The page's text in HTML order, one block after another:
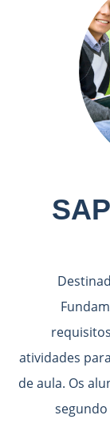
atividades
de aula. Os